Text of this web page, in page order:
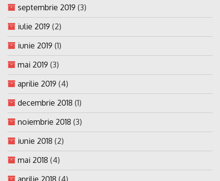
septembrie 2019 (3)
iulie 2019 (2)
iunie 2019 (1)
mai 2019 (3)
aprilie 2019 (4)
decembrie 2018 (1)
noiembrie 2018 (3)
iunie 2018 (2)
mai 2018 (4)
aprilie 2018 (4)